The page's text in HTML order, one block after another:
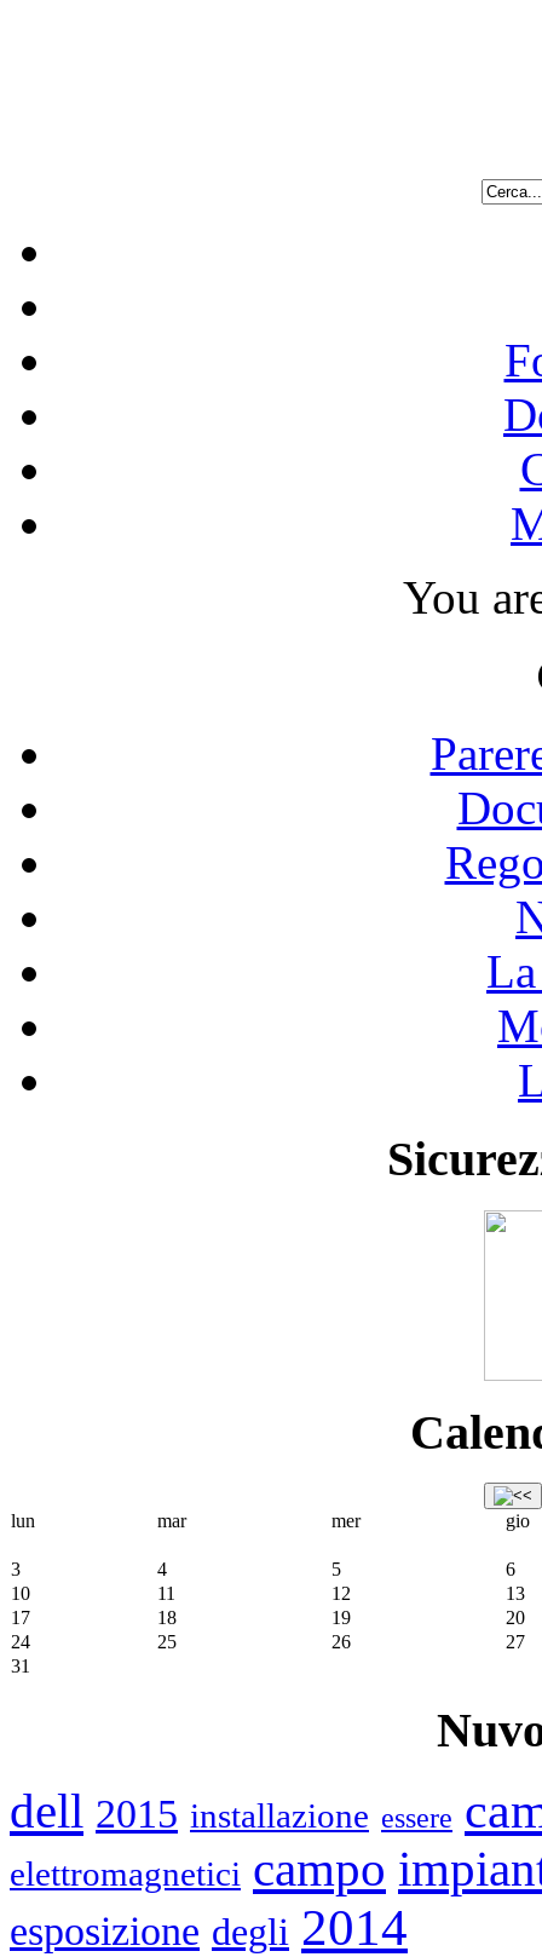
You
lun
mar mer gio
3 4 5
6
10
11 12
13
17
18 19
20
24
25 26
27
31
dell 2015 installazione essere
elettromagnetici campo
esposizione degli 2014